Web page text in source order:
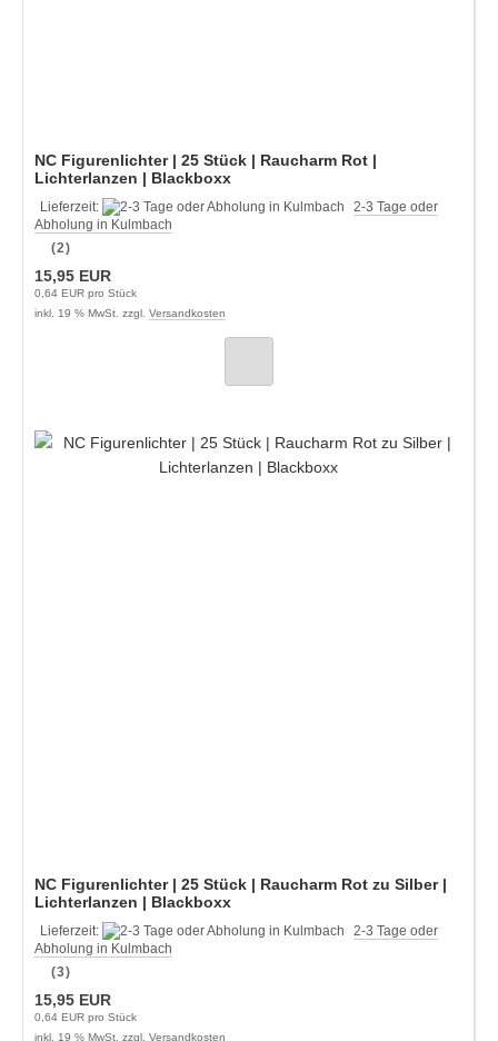
NC Figurenlichter | 25 Stück | Raucharm Rot |
Lichterlanzen | Blackboxx
Lieferzeit:
2-3 Tage oder
Abholung in Kulmbach
(2)
15,95 EUR
0,64 EUR pro Stück
inkl. 19 % MwSt. zzgl. Versandkosten
NC Figurenlichter | 25 Stück | Raucharm Rot zu Silber |
Lichterlanzen | Blackboxx
Lieferzeit:
2-3 Tage oder
Abholung in Kulmbach
(3)
15,95 EUR
0,64 EUR pro Stück
inkl. 19 % MwSt. zzgl. Versandkosten